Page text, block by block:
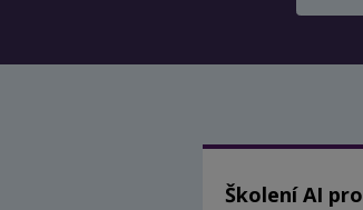
Školení AI pro